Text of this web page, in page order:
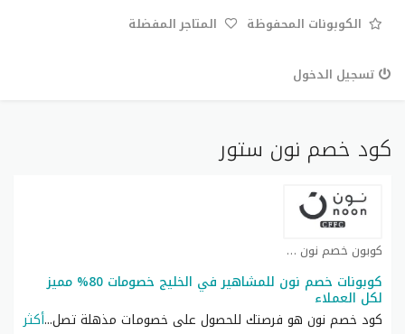
الكوبونات المحفوظة المتاجر المفضلة
تسجيل الدخول
كود خصم نون ستور
كوبون خصم نون كوبون
كوبونات خصم نون للمشاهير في الخليج خصومات 80% مميز
لكل العملاء
كود خصم نون هو فرصتك للحصول على خصومات مذهلة تصل...أكثر